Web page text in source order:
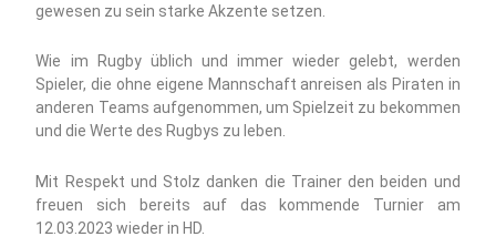
gewesen zu sein starke Akzente setzen.
Wie im Rugby üblich und immer wieder gelebt, werden
Spieler, die ohne eigene Mannschaft anreisen als Piraten in
anderen Teams aufgenommen, um Spielzeit zu bekommen
und die Werte des Rugbys zu leben.
Mit Respekt und Stolz danken die Trainer den beiden und
freuen sich bereits auf das kommende Turnier am
12.03.2023 wieder in HD.